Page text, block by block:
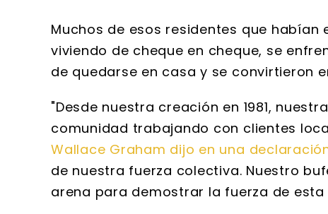
Muchos de esos residentes que
viviendo de cheque en cheque, se
de quedarse en casa y se convirtieron
"Desde nuestra creación en 1981,
comunidad trabajando con clientes
Wallace Graham dijo en una
de nuestra fuerza colectiva. Nuestro
arena para demostrar la fuerza de esta